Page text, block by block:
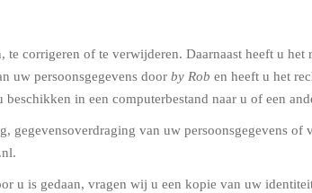
te corrigeren of te verwijderen. Daarnaast heeft u
uw persoonsgegevens door by Rob en heeft u het
in een computerbestand naar u of een
gegevensoverdraging van uw persoonsgegevens
u is gedaan, vragen wij u een kopie van uw